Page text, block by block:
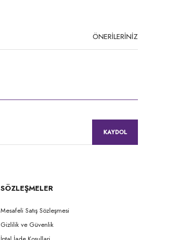
ÖNERİLERİNİZ
KAYDOL
SÖZLEŞMELER
Mesafeli Satış Sözleşmesi
Gizlilik ve Güvenlik